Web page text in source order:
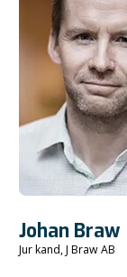
Johan Braw
Jur kand, J Braw AB